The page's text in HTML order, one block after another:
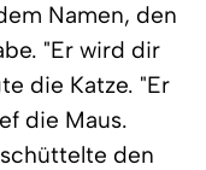
Namen, den
"Er wird dir
die Katze. "Er
die Maus.
den